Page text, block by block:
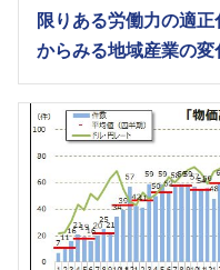
限りある労働力の適
からみる地域産業の変